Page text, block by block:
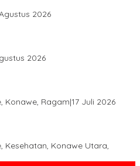
2026
2026
Konawe, Ragam|17 Juli 2026
Kesehatan, Konawe Utara,